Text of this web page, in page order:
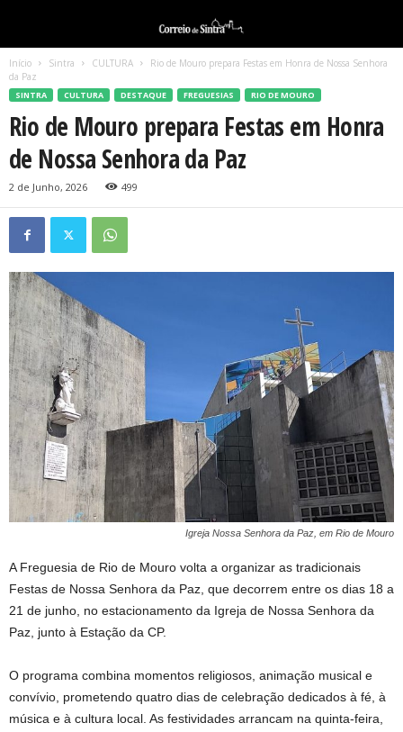
Início Sintra CULTURA
Rio de Mouro prepara Festas em Honra de Nossa Senhora
da Paz
SINTRA CULTURA DESTAQUE FREGUESIAS RIO DE MOURO
Rio de Mouro prepara Festas em Honra
de Nossa Senhora da Paz
2 de Junho, 2026 499
Igreja Nossa Senhora da Paz, em Rio de Mouro
A Freguesia de Rio de Mouro volta a organizar as tradicionais
Festas de Nossa Senhora da Paz, que decorrem entre os dias 18 a
21 de junho, no estacionamento da Igreja de Nossa Senhora da
Paz, junto à Estação da CP.
O programa combina momentos religiosos, animação musical e
convívio, prometendo quatro dias de celebração dedicados à fé, à
música e à cultura local. As festividades arrancam na quinta-feira,